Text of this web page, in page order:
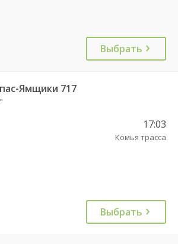
Выбрать
Ямщики 717
17:03
Комья трасса
Выбрать